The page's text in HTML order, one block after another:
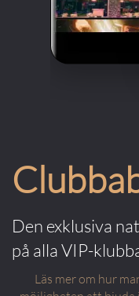
Den exklusiva
på alla VIP-
Läs mer om hur